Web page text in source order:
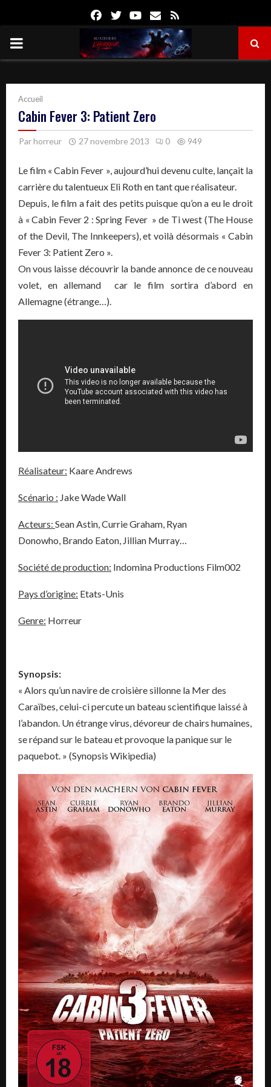
FacebookTwitterYoutube
Email
PRIMARY
Accueil
Cabin Fever 3: Patient Zero
Parhorreur 27 novembre 2013 0 949
Le film « Cabin Fever », aujourd’hui devenu culte, lançait la
carrière du talentueux Eli Roth en tant que réalisateur.
Depuis, le film a fait des petits puisque qu’on a eu le droit
à « Cabin Fever 2 : Spring Fever » de Ti west (The House
of the Devil, The Innkeepers), et voilà désormais « Cabin
Fever 3: Patient Zero ».
On vous laisse découvrir la bande annonce de ce nouveau
volet, en allemand car le film sortira d’abord en
Allemagne (étrange…).
Réalisateur: Kaare Andrews
Scénario : Jake Wade Wall
Acteurs: Sean Astin, Currie Graham, Ryan
Donowho, Brando Eaton, Jillian Murray…
Société de production: Indomina Productions Film002
Pays d’origine: Etats-Unis
Genre: Horreur
Synopsis:
« Alors qu’un navire de croisière sillonne la Mer des
Caraïbes, celui-ci percute un bateau scientifique laissé à
l’abandon. Un étrange virus, dévoreur de chairs humaines,
se répand sur le bateau et provoque la panique sur le
paquebot. » (Synopsis Wikipedia)